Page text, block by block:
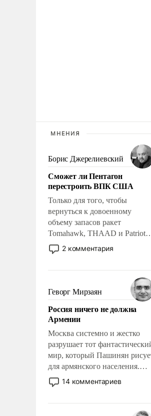
МНЕНИЯ
Борис Джерелиевский
Сможет ли Пентагон
перестроить ВПК США
Только для того, чтобы
вернуться к довоенному
объему запасов ракет
Tomahawk, THAAD и Patriot
США потребуется более трех
лет. Даже небольшая война с
Сложившаяся ситуация
означает многолетний период
уязвимости США, например,
перед Китаем.
2 комментария
Геворг Мирзаян
Россия ничего не должна
Армении
Москва системно и жестко
разрушает тот
мир, который Пашинян
для армянского населения.
Мир, где политические
прожекты будут безусловно
14 комментариев